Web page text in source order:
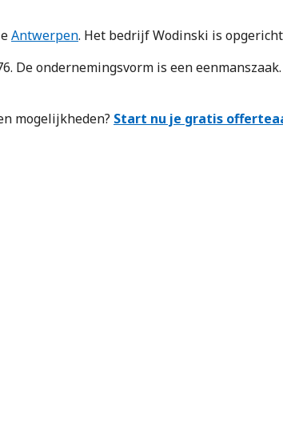
Antwerpen. Het bedrijf Wodinski is
De ondernemingsvorm is een
mogelijkheden? Start nu je gratis